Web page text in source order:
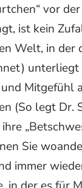
vor
ist kein
Welt, in der
Mitgefühl
(So legt Dr.
Sie
immer